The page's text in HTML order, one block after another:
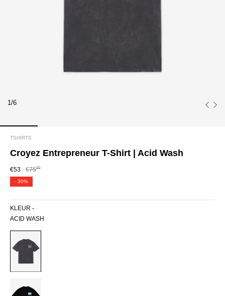
1/6
TSHIRTS
Croyez Entrepreneur T-Shirt | Acid Wash
€53 €7500
- 30%
KLEUR -
ACID WASH
WASH